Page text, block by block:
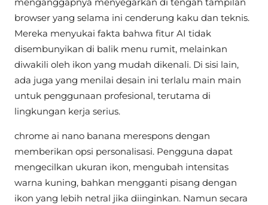
browser yang selama ini cenderung kaku dan teknis.
Mereka menyukai fakta bahwa fitur AI tidak
disembunyikan di balik menu rumit, melainkan
diwakili oleh ikon yang mudah dikenali. Di sisi lain,
ada juga yang menilai desain ini terlalu main main
untuk penggunaan profesional, terutama di
lingkungan kerja serius.
chrome ai nano banana merespons dengan
memberikan opsi personalisasi. Pengguna dapat
mengecilkan ukuran ikon, mengubah intensitas
warna kuning, bahkan mengganti pisang dengan
ikon yang lebih netral jika diinginkan. Namun secara